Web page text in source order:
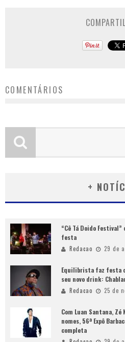
COMENTÁRIOS
+
“Cê Tá Doido
festa
Redacao 29 de
Equilibrista faz festa
seu novo drink:
Redacao 25 de
Com Luan Santana,
nomes, 56ª Expô
completa